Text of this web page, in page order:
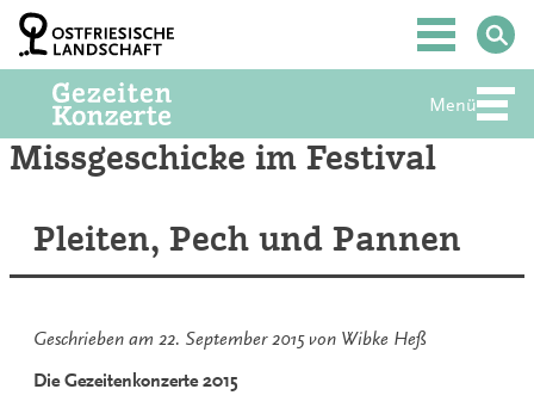
Zum
Inhalt
springen
Hauptmenü
Menü
Missgeschicke im Festival
Pleiten, Pech und Pannen
Geschrieben am 22. September 2015von Wibke Heß
Die Gezeitenkonzerte 2015